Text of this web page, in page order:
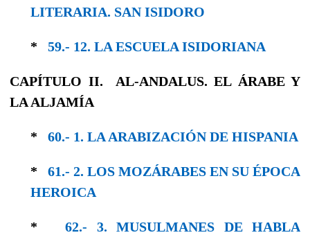
LITERARIA. SAN ISIDORO
* 59.- 12. LA ESCUELA ISIDORIANA
CAPÍTULO II. AL-ANDALUS. EL ÁRABE Y
LA ALJAMÍA
* 60.- 1. LA ARABIZACIÓN DE HISPANIA
* 61.- 2. LOS MOZÁRABES EN SU ÉPOCA
HE­ROICA
*62.- 3. MUSULMANES DE HABLA